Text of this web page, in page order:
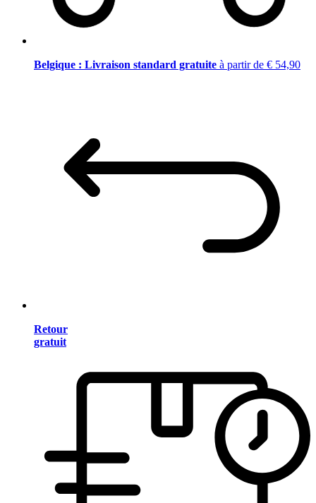
Belgique : Livraison standard gratuite à partir de € 54,90
Retour
gratuit